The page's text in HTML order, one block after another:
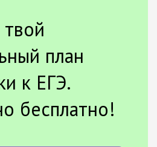
план
к ЕГЭ.
бесплатно!